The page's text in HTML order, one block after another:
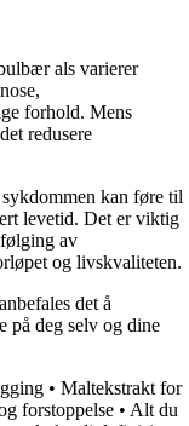
als varierer
forhold. Mens
redusere
kan føre til
levetid. Det er viktig
av
og livskvaliteten.
det å
på deg selv og dine
• Maltekstrakt for
forstoppelse • Alt du